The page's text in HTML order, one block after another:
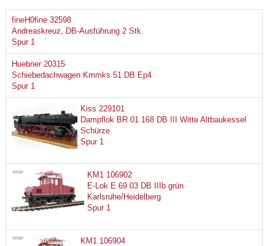
fineH0fine 32598
Andreaskreuz, DB-Ausführung 2 Stk.
Spur 1
Huebner 20315
Schiebedachwagen Kmmks 51 DB Ep4
Spur 1
Kiss 229101
Dampflok BR 01 168 DB III Witte Altbaukessel
Schürze
Spur 1
KM1 106902
E-Lok E 69 03 DB IIIb grün
Karlsruhe/Heidelberg
Spur 1
KM1 106904